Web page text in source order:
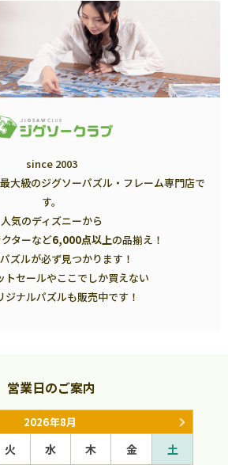
since 2003
大級のジグソーパズル・フレーム専門店で
す。
人気のディズニーから
ターなど6,000点以上の品揃え！
ズルが必ず見つかります！
トセールやここでしか買えない
ジナルパズルも販売中です！
営業日のご案内
2026年8月
火 水 木 金
土